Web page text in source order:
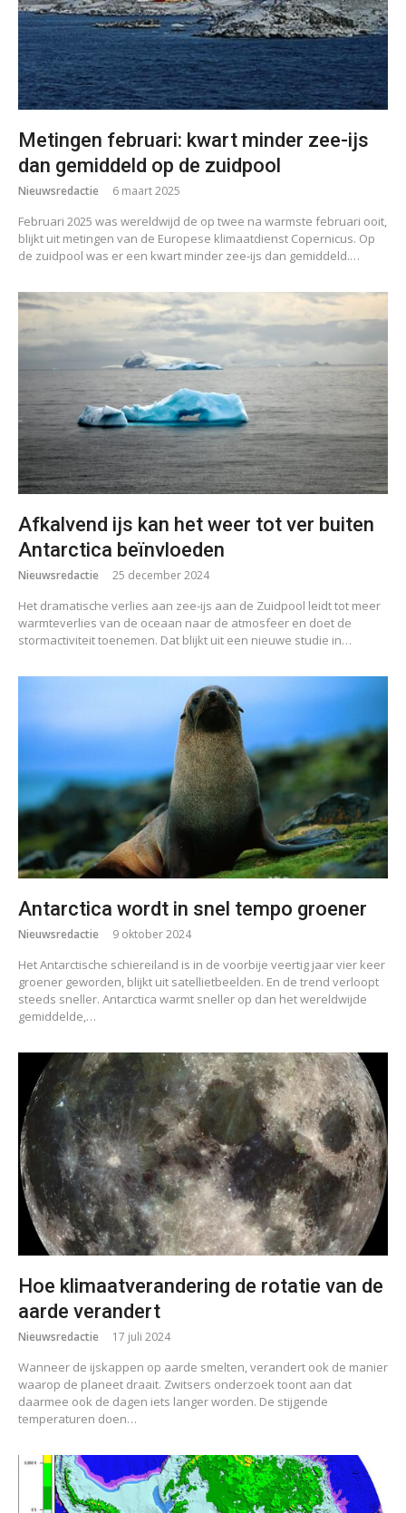
Metingen februari: kwart minder zee-ijs
dan gemiddeld op de zuidpool
Nieuwsredactie 6 maart 2025
Februari 2025 was wereldwijd de op twee na warmste februari ooit,
blijkt uit metingen van de Europese klimaatdienst Copernicus. Op
de zuidpool was er een kwart minder zee-ijs dan gemiddeld.…
Afkalvend ijs kan het weer tot ver buiten
Antarctica beïnvloeden
Nieuwsredactie 25 december 2024
Het dramatische verlies aan zee-ijs aan de Zuidpool leidt tot meer
warmteverlies van de oceaan naar de atmosfeer en doet de
stormactiviteit toenemen. Dat blijkt uit een nieuwe studie in…
Antarctica wordt in snel tempo groener
Nieuwsredactie 9 oktober 2024
Het Antarctische schiereiland is in de voorbije veertig jaar vier keer
groener geworden, blijkt uit satellietbeelden. En de trend verloopt
steeds sneller. Antarctica warmt sneller op dan het wereldwijde
gemiddelde,…
Hoe klimaatverandering de rotatie van de
aarde verandert
Nieuwsredactie 17 juli 2024
Wanneer de ijskappen op aarde smelten, verandert ook de manier
waarop de planeet draait. Zwitsers onderzoek toont aan dat
daarmee ook de dagen iets langer worden. De stijgende
temperaturen doen…